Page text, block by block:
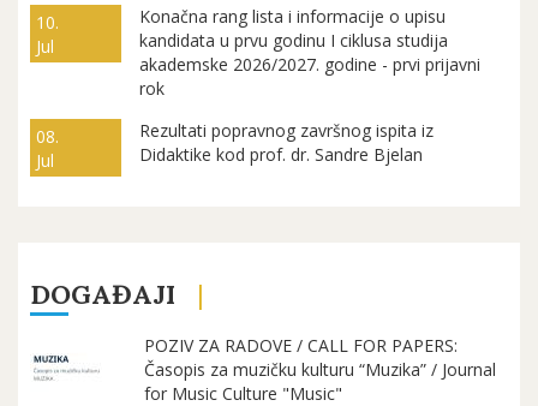
10.
Jul
Konačna rang lista i informacije o upisu
kandidata u prvu godinu I ciklusa studija
akademske 2026/2027. godine - prvi prijavni
rok
08.
Jul
Rezultati popravnog završnog ispita iz
Didaktike kod prof. dr. Sandre Bjelan
DOGAĐAJI
POZIV ZA RADOVE / CALL FOR PAPERS:
Časopis za muzičku kulturu “Muzika” / Journal
for Music Culture "Music"